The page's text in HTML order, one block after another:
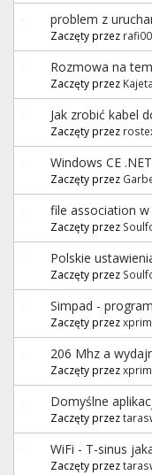
problem z
Zaczęty przez
Rozmowa na
Zaczęty przez
Jak zrobić kabel
Zaczęty przez
Windows CE
Zaczęty przez
file association w
Zaczęty przez
Polskie
Zaczęty przez
Simpad -
Zaczęty przez
206 Mhz a
Zaczęty przez
Domyślne
Zaczęty przez
WiFi - T-sinus
Zaczęty przez